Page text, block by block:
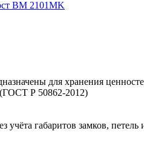
для хранения
(ГОСТ Р 50862-2012)
габаритов замков, петель